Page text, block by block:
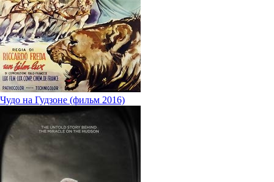
Чудо на Гудзоне (фильм 2016)